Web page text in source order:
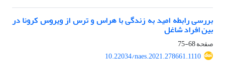
بررسی رابطه امید به زندگی با هراس و ترس از ویروس کرونا در
بین افراد شاغل
صفحه68-75
10.22034/naes.2021.278661.1110